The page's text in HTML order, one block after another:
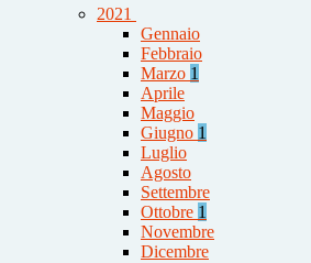
2021
Gennaio
Febbraio
Marzo 1
Aprile
Maggio
Giugno 1
Luglio
Agosto
Settembre
Ottobre 1
Novembre
Dicembre